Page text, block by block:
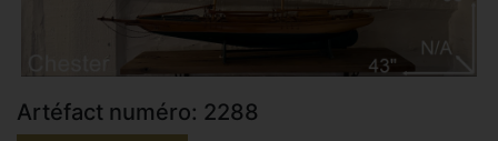
Artéfact numéro: 2288